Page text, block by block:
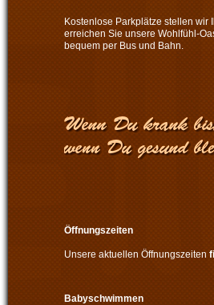
Kostenlose Parkplätze stellen wir
erreichen Sie unsere Wohlfühl-
bequem per Bus und Bahn.
Öffnungszeiten
Unsere aktuellen Öffnungszeiten
Babyschwimmen